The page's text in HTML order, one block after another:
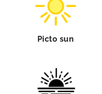
Picto sun